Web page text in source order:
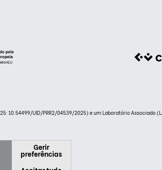
10.54499/UID/PRR2/04539/2025) e um Laboratório Associado
Gerir
preferências